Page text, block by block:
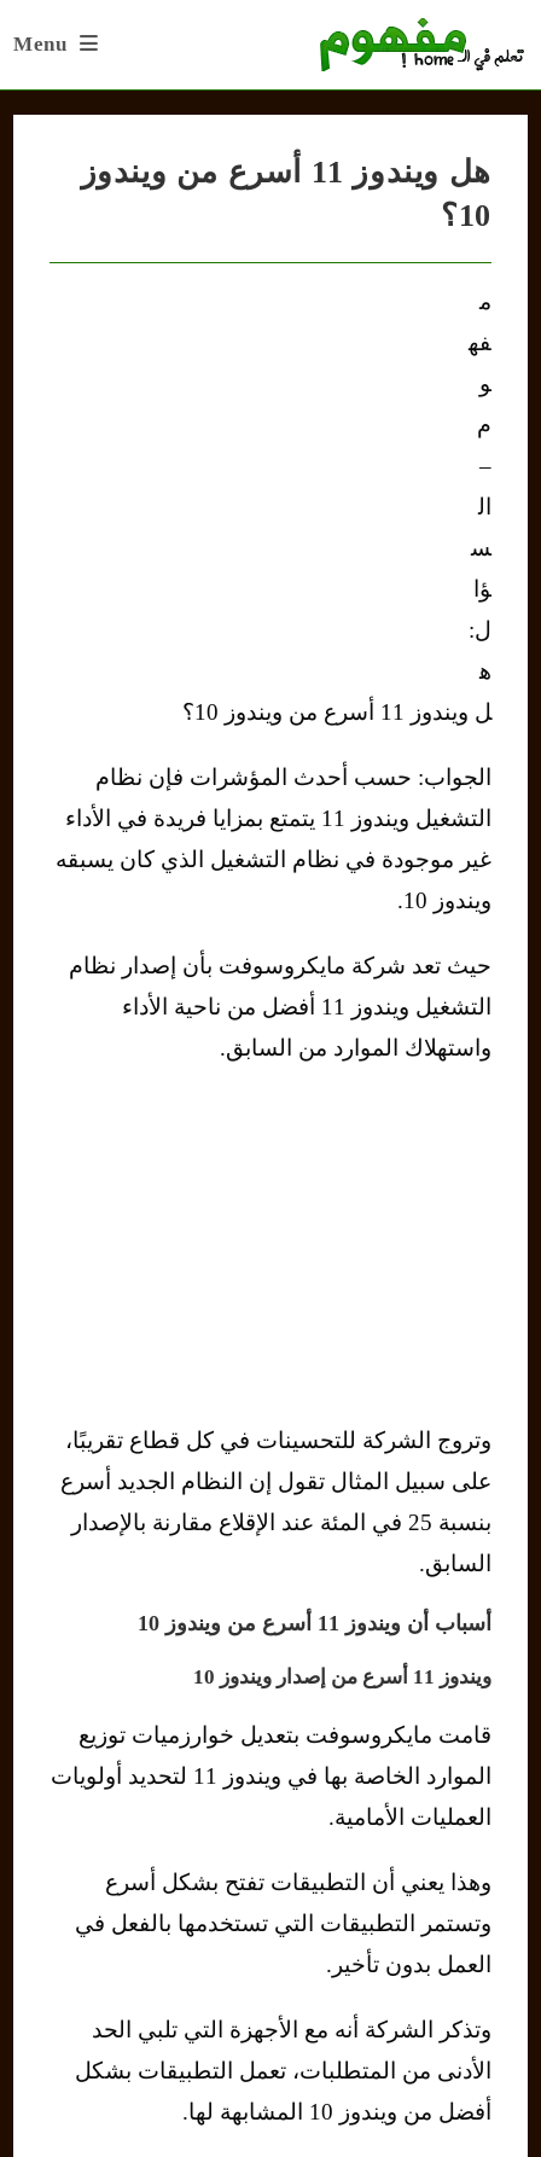
Menu
هل ويندوز 11 أسرع من ويندوز
10؟
م
فه
و
م
–
ال
س
ؤا
ل:
ه
ل ويندوز 11 أسرع من ويندوز 10؟
الجواب: حسب أحدث المؤشرات فإن نظام
التشغيل ويندوز 11 يتمتع بمزايا فريدة في الأداء
غير موجودة في نظام التشغيل الذي كان يسبقه
ويندوز 10.
حيث تعد شركة مايكروسوفت بأن إصدار نظام
التشغيل ويندوز 11 أفضل من ناحية الأداء
واستهلاك الموارد من السابق.
وتروج الشركة للتحسينات في كل قطاع تقريبًا،
على سبيل المثال تقول إن النظام الجديد أسرع
بنسبة 25 في المئة عند الإقلاع مقارنة بالإصدار
السابق.
أسباب أن ويندوز 11 أسرع من ويندوز 10
ويندوز 11 أسرع من إصدار ويندوز 10
قامت مايكروسوفت بتعديل خوارزميات توزيع
الموارد الخاصة بها في ويندوز 11 لتحديد أولويات
العمليات الأمامية.
وهذا يعني أن التطبيقات تفتح بشكل أسرع
وتستمر التطبيقات التي تستخدمها بالفعل في
العمل بدون تأخير.
وتذكر الشركة أنه مع الأجهزة التي تلبي الحد
الأدنى من المتطلبات، تعمل التطبيقات بشكل
أفضل من ويندوز 10 المشابهة لها.